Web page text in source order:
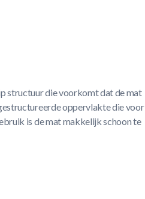
structuur die voorkomt dat de mat
oppervlakte die voor
is de mat makkelijk schoon te